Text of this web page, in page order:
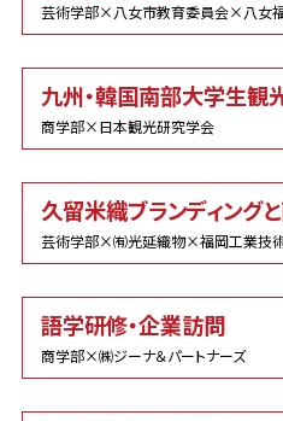
芸術学部×八女市教育委員会×八女
九州・韓国南部大学生観
商学部×日本観光研究学会
久留米織ブランディング
芸術学部×㈲光延織物×福岡工業技術
語学研修・企業訪問
商学部×㈱ジーナ＆パートナーズ